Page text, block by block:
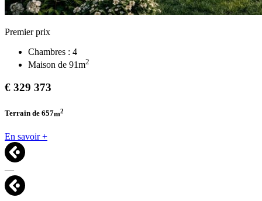
Premier prix
Chambres : 4
Maison de 91m2
€ 329 373
Terrain de 657m2
En savoir +
—